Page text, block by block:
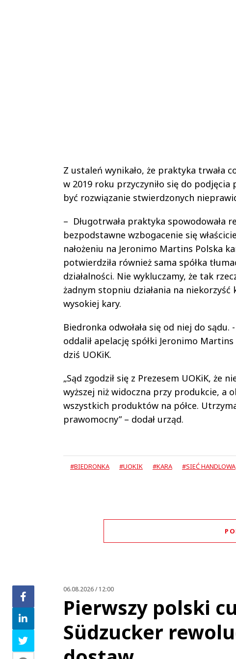
Z ustaleń wynikało, że praktyka trwała
w 2019 roku przyczyniło się do podjęcia
być rozwiązanie stwierdzonych
– Długotrwała praktyka
bezpodstawne wzbogacenie się
nałożeniu na Jeronimo Martins Polska
potwierdziła również sama spółka
działalności. Nie wykluczamy, że tak
żadnym stopniu działania na niekorzyść
wysokiej kary.
Biedronka odwołała się od niej do
oddalił apelację spółki Jeronimo
dziś UOKiK.
„Sąd zgodził się z Prezesem UOKiK, że
wyższej niż widoczna przy produkcie, a
wszystkich produktów na półce.
prawomocny” – dodał urząd.
#BIEDRONKA #UOKIK #KARA #SIEĆ HANDLOWA
This comment
Wydajcie droga Biedronko tą kasę na ludzi =
06.08.2026 / 12:00
Pierwszy polski
Südzucker